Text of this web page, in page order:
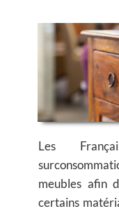
Les
meubles afin
certains